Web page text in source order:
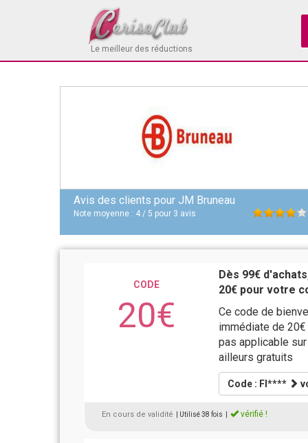
Le meilleur des réductions
Avis des clients pour JM Bruneau
Note moyenne : 4 / 5 pour 3 avis
CODE
20€
Dès 99€
20€ pour votre
Ce code de
immédiate de
pas applicable
ailleurs gratuits
Code : FI****
En cours de validité | Utilisé 38 fois vérifié !